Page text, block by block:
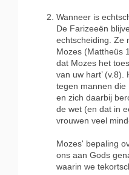
Wanneer is
De Farizeeën
echtscheiding. Ze
Mozes (Mattheüs
dat Mozes het
van uw hart’
tegen mannen die
en zich daarbij
de wet (en dat in
vrouwen veel
Mozes' bepaling
ons aan Gods
waarin we